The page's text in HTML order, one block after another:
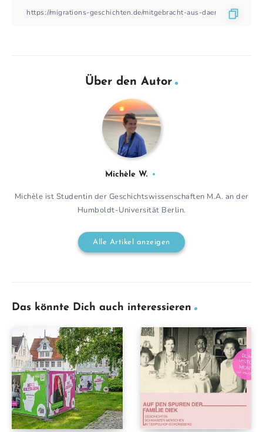
Über den Autor
Michèle W.
Michèle ist Studentin der Geschichtswissenschaften M.A. an der
Humboldt-Universität Berlin.
Alle Artikel anzeigen
Das könnte Dich auch interessieren